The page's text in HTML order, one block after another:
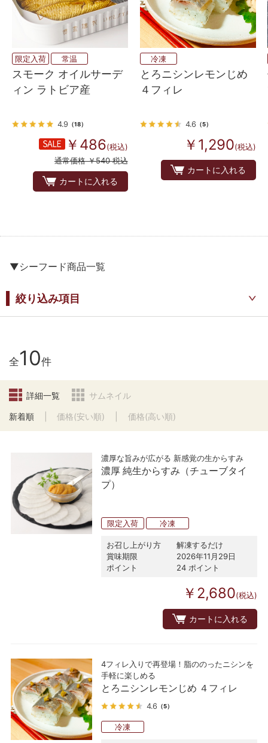
限定入荷 常温
スモーク オイルサーデ
ィン ラトビア産
4.9 （18）
￥486(税込)
通常価格 ￥540 税込
カートに入れる
冷凍
とろニシンレモンじめ
４フィレ
4.6 （5）
￥1,290(税込)
カートに入れる
▼シーフード商品一覧
絞り込み項目
全10件
詳細一覧 サムネイル
新着順 価格(安い順) 価格(高い順)
濃厚な旨みが広がる 新感覚の生からすみ
濃厚 純生からすみ（チューブタイ
プ）
限定入荷 冷凍
お召し上がり方
解凍するだけ
賞味期限
2026年11月29日
ポイント
24 ポイント
￥2,680(税込)
カートに入れる
4フィレ入りで再登場！脂ののったニシンを
手軽に楽しめる
とろニシンレモンじめ ４フィレ
4.6 （5）
冷凍